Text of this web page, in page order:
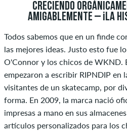
CRECIENDO
AMIGABLEMENTE – ¡LA
Todos sabemos que en un finde
las mejores ideas. Justo esto fue
O'Connor y los chicos de WKND.
empezaron a escribir RIPNDIP en
visitantes de un skatecamp, por
forma. En 2009, la marca nació
impresas a mano en sus
artículos personalizados para los